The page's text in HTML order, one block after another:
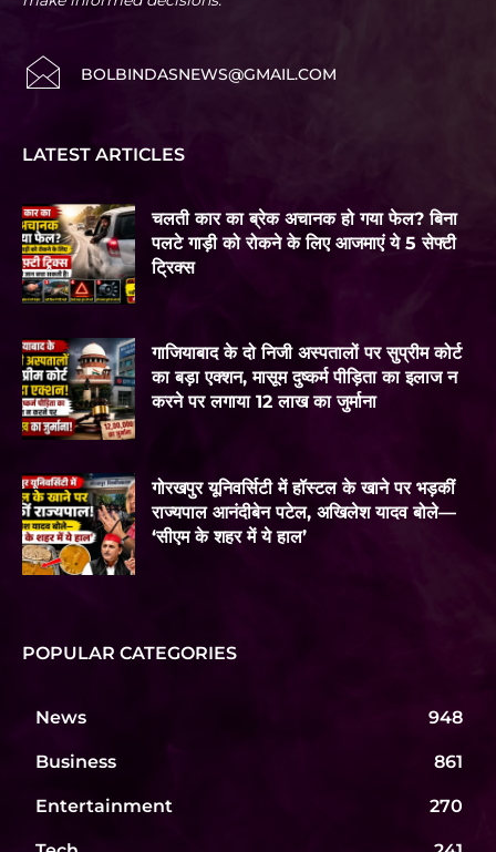
BOLBINDASNEWS@GMAIL.COM
LATEST ARTICLES
चलती कार का ब्रेक अचानक हो गया फेल? बिना
पलटे गाड़ी को रोकने के लिए आजमाएं ये 5 सेफ्टी
ट्रिक्स
गाजियाबाद के दो निजी अस्पतालों पर सुप्रीम कोर्ट
का बड़ा एक्शन, मासूम दुष्कर्म पीड़िता का इलाज न
करने पर लगाया 12 लाख का जुर्माना
गोरखपुर यूनिवर्सिटी में हॉस्टल के खाने पर भड़कीं
राज्यपाल आनंदीबेन पटेल, अखिलेश यादव बोले—
‘सीएम के शहर में ये हाल’
POPULAR CATEGORIES
News 948
Business 861
Entertainment 270